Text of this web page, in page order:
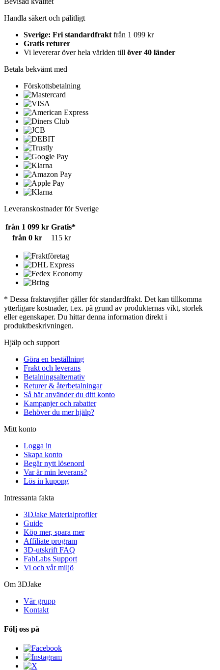
Handla säkert och pålitligt
Sverige: Fri standardfrakt från 1 099 kr
Gratis returer
Vi levererar över hela världen till över 40 länder
Betala bekvämt med
Förskottsbetalning
Leveranskostnader för Sverige
från 1 099 kr Gratis*
från 0 kr
115 kr
* Dessa fraktavgifter gäller för standardfrakt. Det kan tillkomma
ytterligare kostnader, t.ex. på grund av produkternas vikt, storlek
eller egenskaper. Du hittar denna information direkt i
produktbeskrivningen.
Hjälp och support
Göra en beställning
Frakt och leverans
Betalningsalternativ
Returer & återbetalningar
Så här använder du ditt konto
Kampanjer och rabatter
Behöver du mer hjälp?
Mitt konto
Logga in
Skapa konto
Begär nytt lösenord
Var är min leverans?
Lös in kupong
Intressanta fakta
3DJake Materialprofiler
Guide
Köp mer, spara mer
Affiliate program
3D-utskrift FAQ
FabLabs Support
Vi och vår miljö
Om 3DJake
Vår grupp
Kontakt
Följ oss på